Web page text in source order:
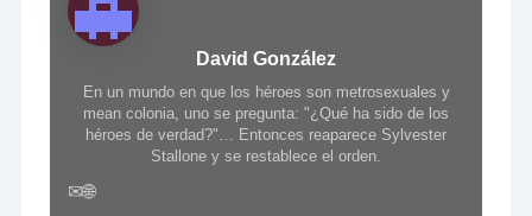
David González
En un mundo en que los héroes son metrosexuales y
mean colonia, uno se pregunta: "¿Qué ha sido de los
héroes de verdad?"… Entonces reaparece Sylvester
Stallone y se restablece el orden.
✉🌐